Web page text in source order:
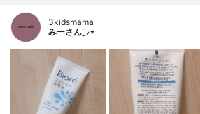
3kidsmama
みーさん¨̮⸝⋆